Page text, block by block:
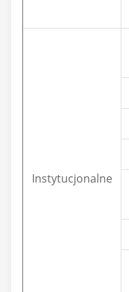
Instytucjonalne